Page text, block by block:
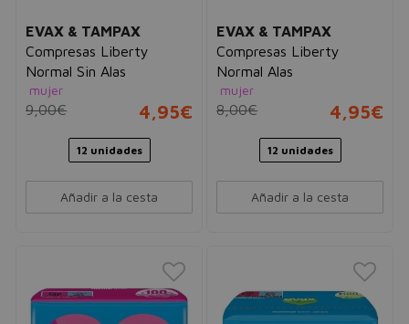
EVAX & TAMPAX
Compresas Liberty
Normal Sin Alas
mujer
9,00€ 4,95€
12 unidades
Añadir a la cesta
EVAX & TAMPAX
Compresas Liberty
Normal Alas
mujer
8,00€ 4,95€
12 unidades
Añadir a la cesta